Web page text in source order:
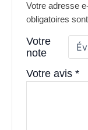
Votre adresse
obligatoires
Votre
note
Votre avis*